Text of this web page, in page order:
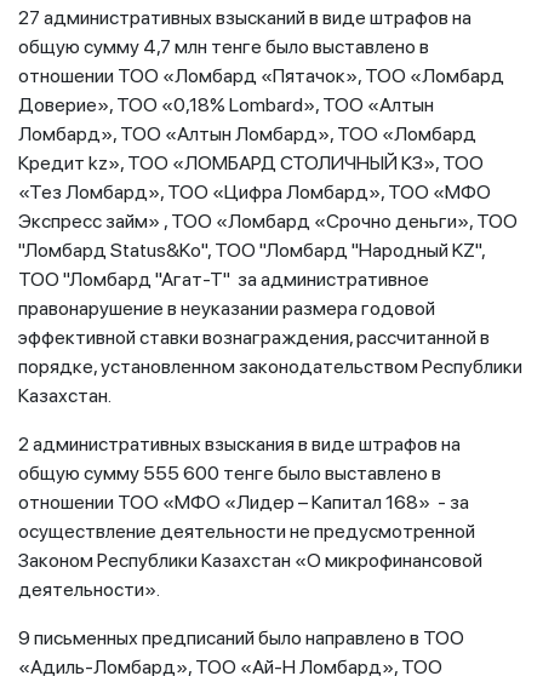
27 административных взысканий в виде штрафов на
общую сумму 4,7 млн тенге было выставлено в
отношении ТОО «Ломбард «Пятачок», ТОО «Ломбард
Доверие», ТОО «0,18% Lombard», ТОО «Алтын
Ломбард», ТОО «Алтын Ломбард», ТОО «Ломбард
Кредит kz», ТОО «ЛОМБАРД СТОЛИЧНЫЙ КЗ», ТОО
«Тез Ломбард», ТОО «Цифра Ломбард», ТОО «МФО
Экспресс займ» , ТОО «Ломбард «Срочно деньги», ТОО
"Ломбард Status&Ko", ТОО "Ломбард "Народный KZ",
ТОО "Ломбард "Агат-Т" за административное
правонарушение в неуказании размера годовой
эффективной ставки вознаграждения, рассчитанной в
порядке, установленном законодательством Республики
Казахстан.
2 административных взыскания в виде штрафов на
общую сумму 555 600 тенге было выставлено в
отношении ТОО «МФО «Лидер – Капитал 168» - за
осуществление деятельности не предусмотренной
Законом Республики Казахстан «О микрофинансовой
деятельности».
9 письменных предписаний было направлено в ТОО
«Адиль-Ломбард», ТОО «Ай-Н Ломбард», ТОО